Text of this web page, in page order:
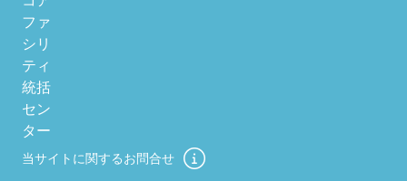
当サイトに関するお問合せ